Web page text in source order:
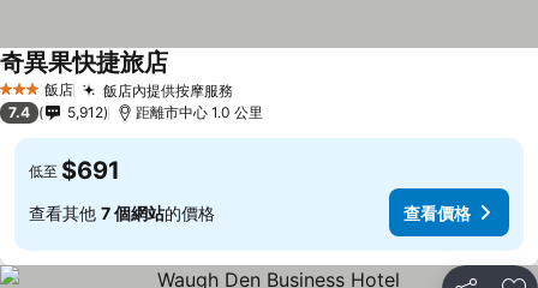
3 星級 飯店 飯店內提供按摩服務
奇異果快捷旅店
7.4 5,912 距離市中心 1.0 公里
低至 $691
查看其他 7 個網站的價格 查看價格